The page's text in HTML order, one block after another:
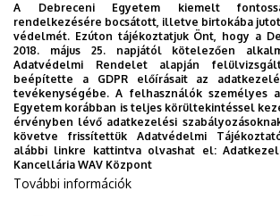
A Debreceni Egyetem kiemelt
rendelkezésére bocsátott, illetve birtokába
védelmét. Ezúton tájékoztatjuk Önt, hogy a
2018. május 25. napjától kötelezően
Adatvédelmi Rendelet alapján
beépítette a GDPR előírásait az
tevékenységébe. A felhasználók személyes
Egyetem korábban is teljes körültekintéssel
érvényben lévő adatkezelési
követve frissítettük Adatvédelmi
alábbi linkre kattintva olvashat el:
Kancellária WAV Központ
További információk